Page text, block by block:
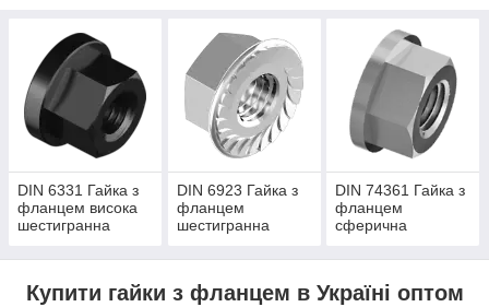
DIN 6331 Гайка з
фланцем висока
шестигранна
DIN 6923 Гайка з
фланцем
шестигранна
DIN 74361 Гайка з
фланцем
сферична
Купити гайки з фланцем в Україні оптом